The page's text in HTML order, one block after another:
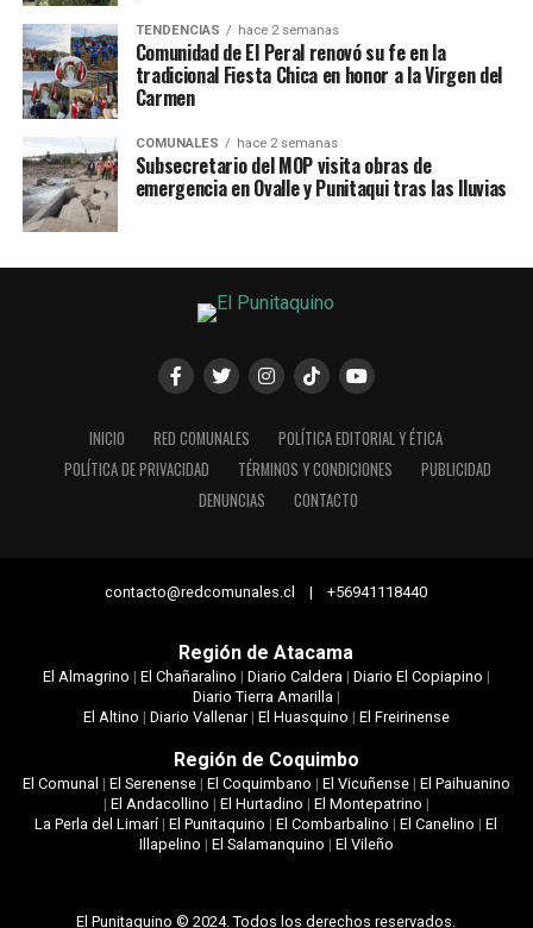
TENDENCIAS hace 2 semanas
Comunidad de El Peral renovó su fe en la
tradicional Fiesta Chica en honor a la Virgen del
Carmen
COMUNALES hace 2 semanas
Subsecretario del MOP visita obras de
emergencia en Ovalle y Punitaqui tras las lluvias
INICIO RED COMUNALES
POLÍTICA EDITORIAL Y ÉTICA
POLÍTICA DE PRIVACIDAD
TÉRMINOS Y CONDICIONES
PUBLICIDAD
DENUNCIAS
CONTACTO
contacto@redcomunales.cl | +56941118440
Región de Atacama
El Almagrino | El Chañaralino | Diario Caldera| Diario El Copiapino |
Diario Tierra Amarilla|
El Altino | Diario Vallenar| El Huasquino | El Freirinense
Región de Coquimbo
El Comunal | El Serenense| El Coquimbano | El Vicuñense| El Paihuanino
| El Andacollino | El Hurtadino | El Montepatrino |
La Perla del Limarí|El Punitaquino |El Combarbalino |El Canelino |El
Illapelino | El Salamanquino | El Vileño
El Punitaquino © 2024. Todos los derechos reservados.